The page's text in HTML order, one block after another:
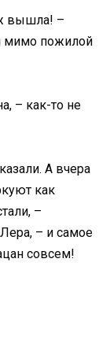
вышла! –
мимо пожилой
– как-то не
А вчера
как
–
– и самое
совсем!